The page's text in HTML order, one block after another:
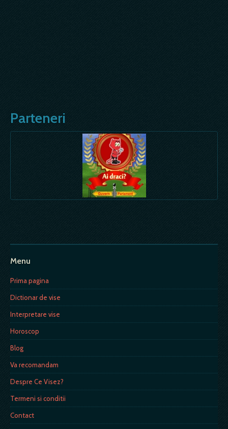
Parteneri
Menu
Prima pagina
Dictionar de vise
Interpretare vise
Horoscop
Blog
Va recomandam
Despre Ce Visez?
Termeni si conditii
Contact